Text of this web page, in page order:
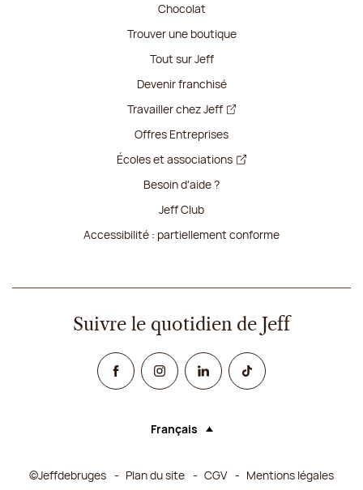
Chocolat
Trouver une boutique
Tout sur Jeff
Devenir franchisé
Travailler chez Jeff
Offres Entreprises
Écoles et associations
Besoin d'aide ?
Jeff Club
Accessibilité : partiellement conforme
Suivre le quotidien de Jeff
FacebookInstagramLinked InTikTok
Langue (sélectionner une option
Français
©Jeffdebruges Plan du site CGV Mentions légales